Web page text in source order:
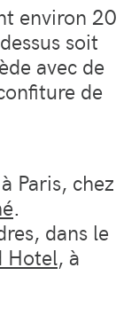
environ 20
soit
avec de
de
Paris, chez
.
dans le
Hotel, à